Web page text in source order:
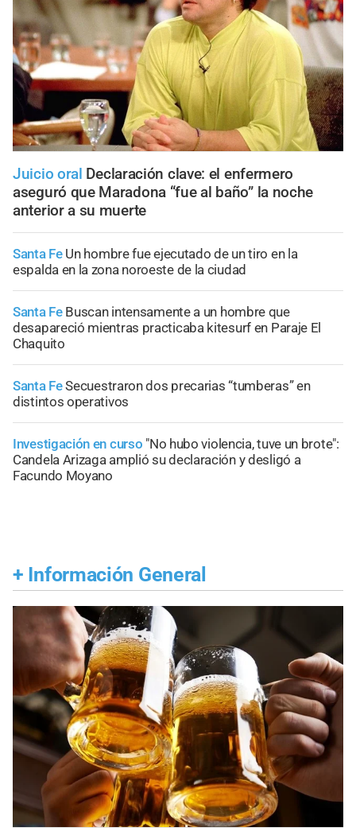
Juicio oral Declaración clave: el enfermero
aseguró que Maradona “fue al baño” la noche
anterior a su muerte
Santa Fe Un hombre fue ejecutado de un tiro en la
espalda en la zona noroeste de la ciudad
Santa Fe Buscan intensamente a un hombre que
desapareció mientras practicaba kitesurf en Paraje El
Chaquito
Santa FeSecuestraron dos precarias “tumberas” en
distintos operativos
Investigación en curso "No hubo violencia, tuve un brote":
Candela Arizaga amplió su declaración y desligó a
Facundo Moyano
+ Información General